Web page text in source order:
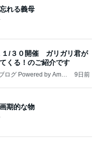
れる義母
１/３０開催 ガリガリ君が
くる！のご紹介です
ログ Powered by Ameb
9日前
期的な物